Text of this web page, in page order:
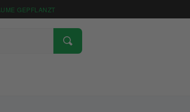
GEPFLANZT